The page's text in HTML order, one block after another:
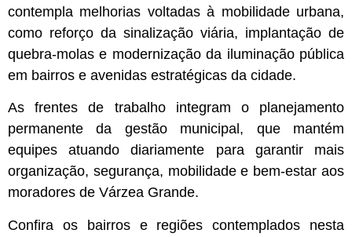
contempla melhorias voltadas à mobilidade urbana,
como reforço da sinalização viária, implantação de
quebra-molas e modernização da iluminação pública
em bairros e avenidas estratégicas da cidade.
As frentes de trabalho integram o planejamento
permanente da gestão municipal, que mantém
equipes atuando diariamente para garantir mais
organização, segurança, mobilidade e bem-estar aos
moradores de Várzea Grande.
Confira os bairros e regiões contemplados nesta